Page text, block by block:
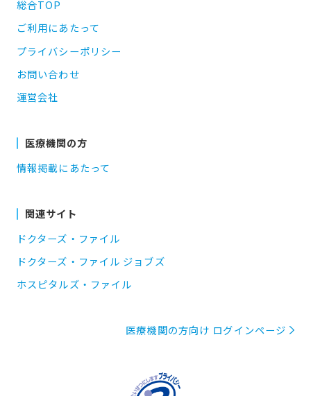
総合TOP
ご利用にあたって
プライバシーポリシー
お問い合わせ
運営会社
医療機関の方
情報掲載にあたって
関連サイト
ドクターズ・ファイル
ドクターズ・ファイル ジョブズ
ホスピタルズ・ファイル
医療機関の方向け ログインページ